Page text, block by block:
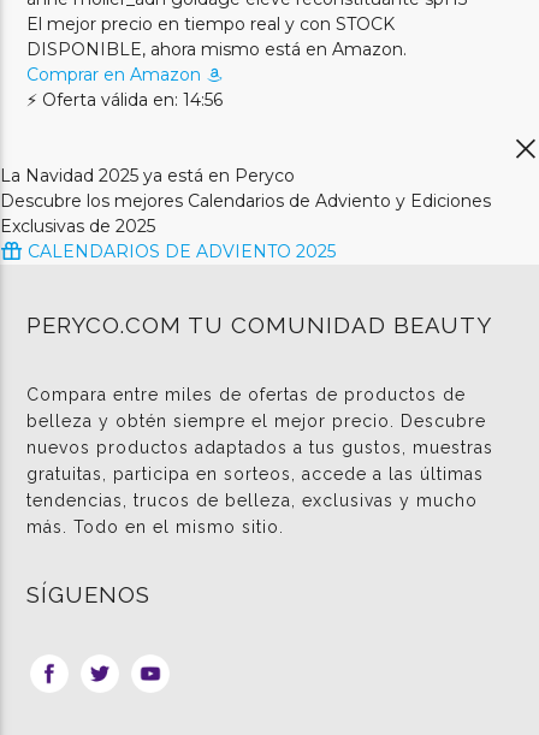
El mejor precio en tiempo real y con STOCK
DISPONIBLE, ahora mismo está en Amazon.
Comprar en Amazon
⚡ Oferta válida en: 14:56
La Navidad 2025 ya está en Peryco
Descubre los mejores Calendarios de Adviento y Ediciones
Exclusivas de 2025
CALENDARIOS DE ADVIENTO 2025
PERYCO.COM TU COMUNIDAD BEAUTY
Compara entre miles de ofertas de productos de
belleza y obtén siempre el mejor precio. Descubre
nuevos productos adaptados a tus gustos, muestras
gratuitas, participa en sorteos, accede a las últimas
tendencias, trucos de belleza, exclusivas y mucho
más. Todo en el mismo sitio.
SÍGUENOS